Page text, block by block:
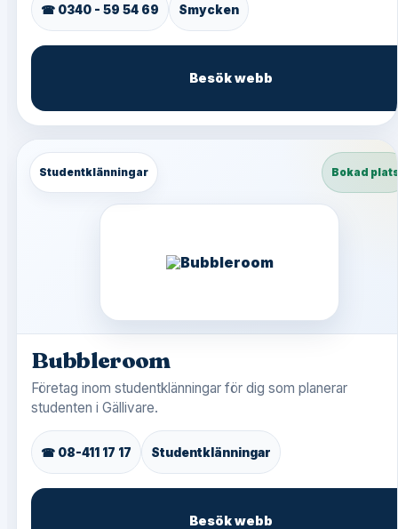
☎ 0340 - 59 54 69 Smycken
Besök webb
Studentklänningar Bokad
Bubbleroom
Företag inom studentklänningar för dig som planerar
studenten i Gällivare.
☎ 08-411 17 17 Studentklänningar
Besök webb